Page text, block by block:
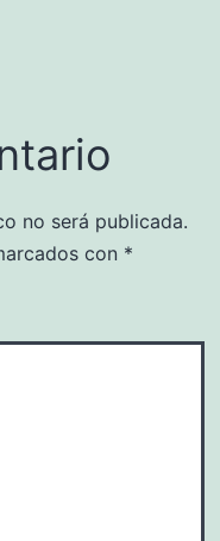
no será publicada.
con *